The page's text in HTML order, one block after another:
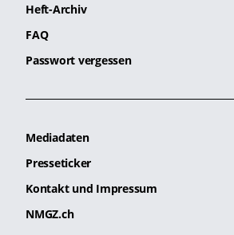
Heft-Archiv
FAQ
Passwort vergessen
Mediadaten
Presseticker
Kontakt und Impressum
NMGZ.ch